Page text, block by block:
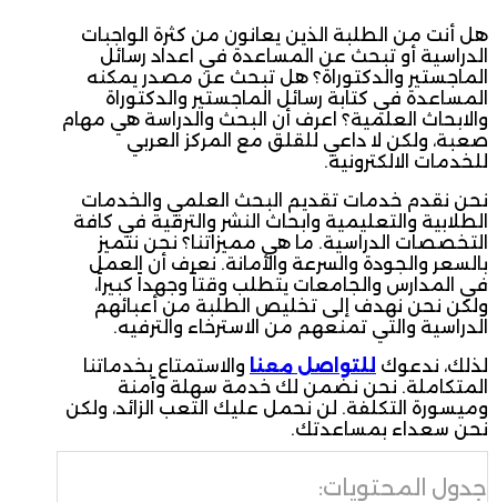
هل أنت من الطلبة الذين يعانون من كثرة الواجبات
الدراسية أو تبحث عن المساعدة في اعداد رسائل
الماجستير والدكتوراة؟ هل تبحث عن مصدر يمكنه
المساعدة في كتابة رسائل الماجستير والدكتوراة
والابحاث العلمية؟ اعرف أن البحث والدراسة هي مهام
صعبة، ولكن لا داعي للقلق مع المركز العربي
للخدمات الالكترونية.
نحن نقدم خدمات تقديم البحث العلمي والخدمات
الطلابية والتعليمية وابحاث النشر والترقية في كافة
التخصصات الدراسية. ما هي مميزاتنا؟ نحن نتميز
بالسعر والجودة والسرعة والأمانة. نعرف أن العمل
في المدارس والجامعات يتطلب وقتاً وجهداً كبيراً،
ولكن نحن نهدف إلى تخليص الطلبة من أعبائهم
الدراسية والتي تمنعهم من الاسترخاء والترفيه.
لذلك، ندعوك للتواصل معنا والاستمتاع بخدماتنا
المتكاملة. نحن نضمن لك خدمة سهلة وآمنة
وميسورة التكلفة. لن نحمل عليك التعب الزائد، ولكن
نحن سعداء بمساعدتك.
جدول المحتويات: